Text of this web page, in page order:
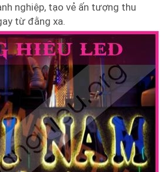
nghiệp, tạo vẻ ấn tượng thu
từ đằng xa.